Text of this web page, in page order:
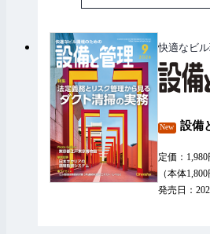
・ちょこっと訪問！ 電気工事目線で
・全日電工連青年部活動紹介
【試験対策】
・1級電気工事施工管理技術検定 百
・～電気工事資格対策編～ たとえ
・シン・大手飛車取り！第一種電気
の徹底研究
・消防設備士第4類 合格ステップア
【連載】
・電気通信工事の疑問はコニタンに
・トレンドジャック！ 最新技術にフ
快適なビ
New 設備
定価：1,980
（本体1,800
発売日：